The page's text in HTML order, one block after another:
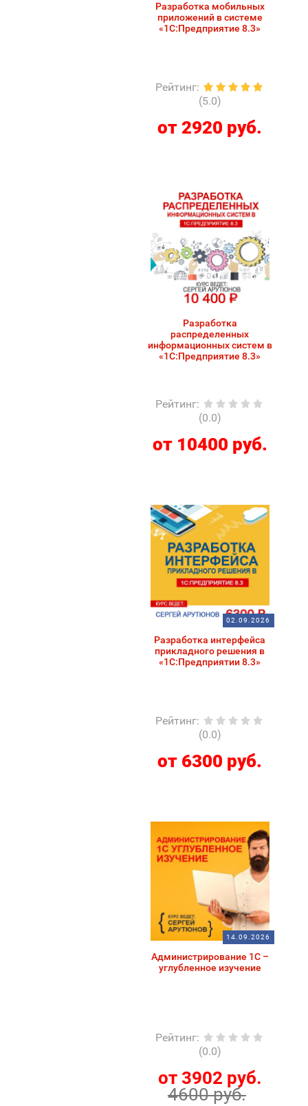
Разработка мобильных
приложений в системе
«1С:Предприятие 8.3»
Рейтинг:
(5.0)
от 2920 руб.
Разработка
распределенных
информационных систем в
«1С:Предприятие 8.3»
Рейтинг:
(0.0)
от 10400 руб.
02.09.2026
Разработка интерфейса
прикладного решения в
«1С:Предприятии 8.3»
Рейтинг:
(0.0)
от 6300 руб.
14.09.2026
Администрирование 1С –
углубленное изучение
Рейтинг:
(0.0)
от 3902 руб.
4600 руб.